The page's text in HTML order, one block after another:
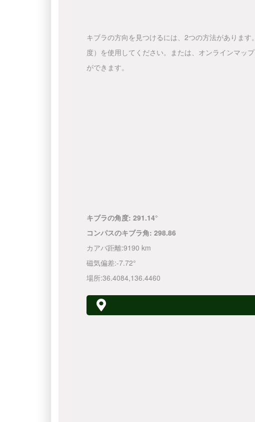
キブラの方向を見つけるには、2つの方法がありま
度）を使用してください。または、オンラインマッ
ができます。
キブラの角度: 291.14°
コンパスのキブラ角: 298.86
カアバ距離:9190 km
磁気偏差:-7.72°
場所:36.4084,136.4460